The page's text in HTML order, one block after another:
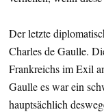
Der letzte
Charles de Gaulle.
Frankreichs im Exil
Gaulle es war ein
hauptsächlich